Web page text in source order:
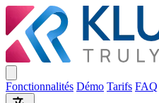
Fonctionnalités Démo Tarifs FAQ